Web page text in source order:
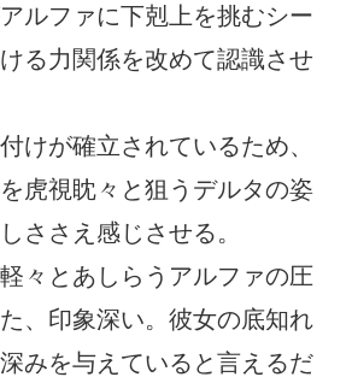
ルファに下剋上を挑むシー
る力関係を改めて認識させ
けが確立されているため、
虎視眈々と狙うデルタの姿
ささえ感じさせる。
々とあしらうアルファの圧
、印象深い。彼女の底知れ
みを与えていると言えるだ